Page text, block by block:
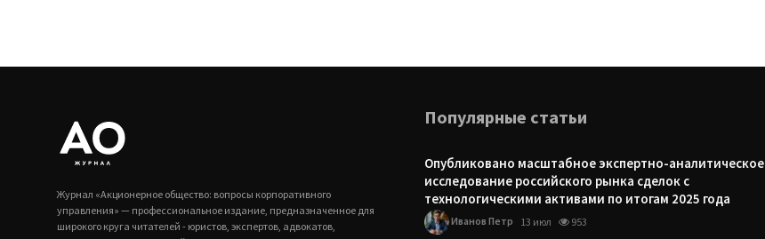
Журнал «Акционерное общество: вопросы корпоративного
управления» — профессиональное издание, предназначенное для
широкого круга читателей - юристов, экспертов, адвокатов,
Популярные статьи
Опубликовано масштабное экспертно-аналитическое
исследование российского рынка сделок с
технологическими активами по итогам 2025 года
Иванов Петр 13 июл 953